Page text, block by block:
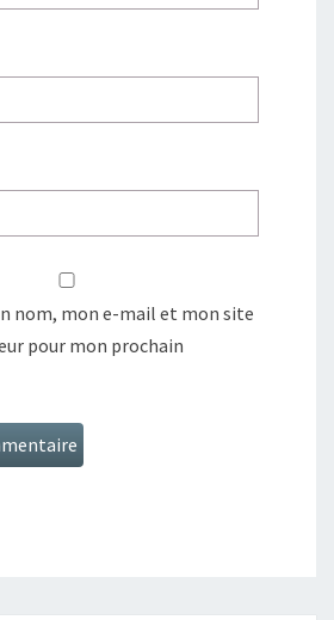
nom, mon e-mail et mon site
pour mon prochain